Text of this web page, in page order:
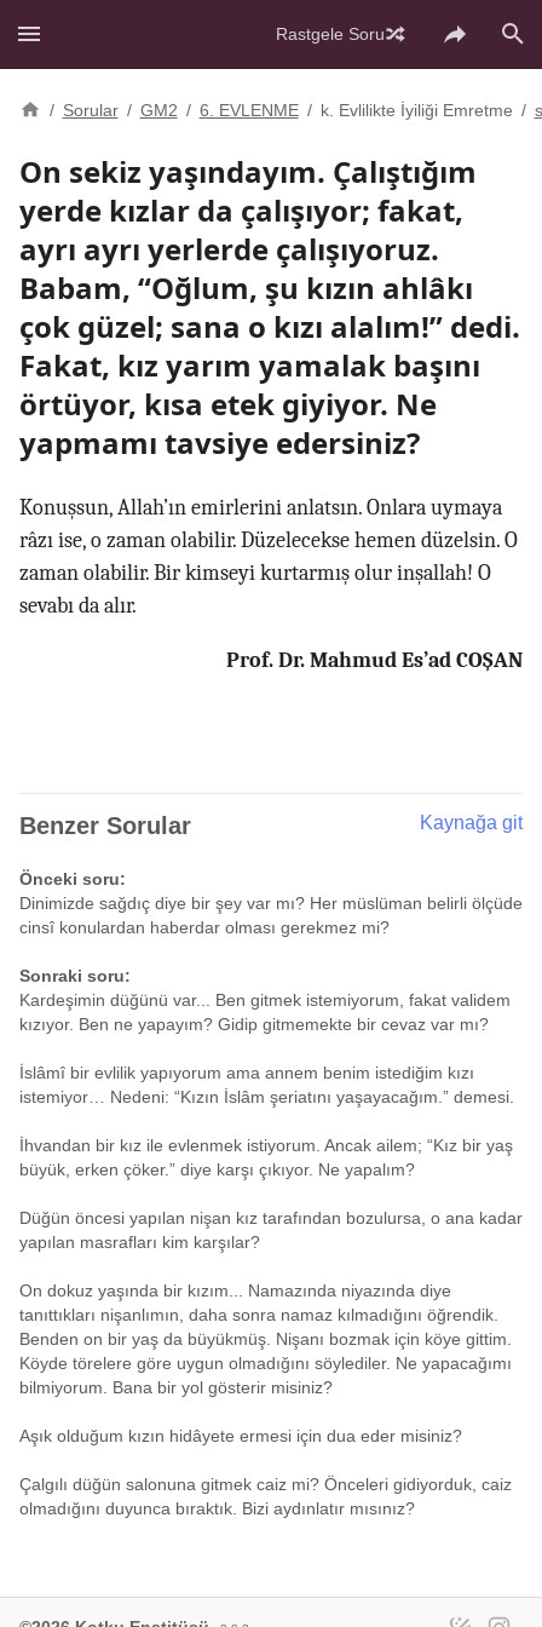
Rastgele Soru
/ Sorular / GM2 / 6. EVLENME / k. Evlilikte İyiliği Emretme /
On sekiz yaşındayım. Çalıştığım
yerde kızlar da çalışıyor; fakat,
ayrı ayrı yerlerde çalışıyoruz.
Babam, “Oğlum, şu kızın ahlâkı
çok güzel; sana o kızı alalım!” dedi.
Fakat, kız yarım yamalak başını
örtüyor, kısa etek giyiyor. Ne
yapmamı tavsiye edersiniz?
Konuşsun, Allah’ın emirlerini anlatsın. Onlara uymaya
râzı ise, o zaman olabilir. Düzelecekse hemen düzelsin. O
zaman olabilir. Bir kimseyi kurtarmış olur inşallah! O
sevabı da alır.
Prof. Dr. Mahmud Es’ad COŞAN
Benzer Sorular Kaynağa git
Önceki soru:
Dinimizde sağdıç diye bir şey var mı? Her müslüman belirli ölçüde
cinsî konulardan haberdar olması gerekmez mi?
Sonraki soru:
Kardeşimin düğünü var... Ben gitmek istemiyorum, fakat validem
kızıyor. Ben ne yapayım? Gidip gitmemekte bir cevaz var mı?
İslâmî bir evlilik yapıyorum ama annem benim istediğim kızı
istemiyor… Nedeni: “Kızın İslâm şeriatını yaşayacağım.” demesi.
İhvandan bir kız ile evlenmek istiyorum. Ancak ailem; “Kız bir yaş
büyük, erken çöker.” diye karşı çıkıyor. Ne yapalım?
Düğün öncesi yapılan nişan kız tarafından bozulursa, o ana kadar
yapılan masrafları kim karşılar?
On dokuz yaşında bir kızım... Namazında niyazında diye
tanıttıkları nişanlımın, daha sonra namaz kılmadığını öğrendik.
Benden on bir yaş da büyükmüş. Nişanı bozmak için köye gittim.
Köyde törelere göre uygun olmadığını söylediler. Ne yapacağımı
bilmiyorum. Bana bir yol gösterir misiniz?
Aşık olduğum kızın hidâyete ermesi için dua eder misiniz?
Çalgılı düğün salonuna gitmek caiz mi? Önceleri gidiyorduk, caiz
olmadığını duyunca bıraktık. Bizi aydınlatır mısınız?